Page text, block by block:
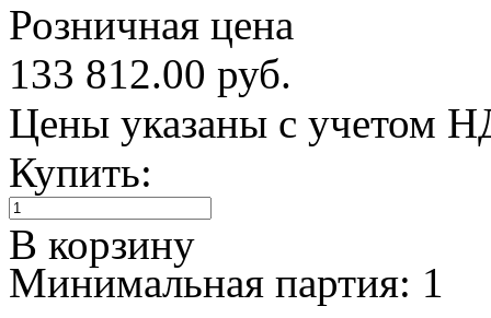
Розничная цена
133 812.00 руб.
Цены указаны с учетом
Купить:
В корзину
Минимальная партия: 1